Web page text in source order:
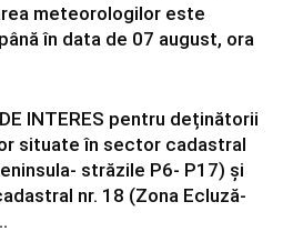
meteorologilor este
în data de 07 august, ora
INTERES pentru deținătorii
situate în sector cadastral
străzile P6- P17) și
nr. 18 (Zona Ecluză-